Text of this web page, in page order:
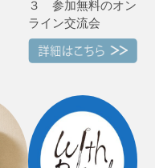
３ 参加無料のオン
ライン交流会